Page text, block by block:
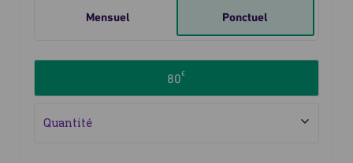
Mensuel Ponctuel
du
80€